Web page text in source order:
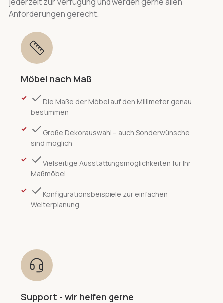
Anforderungen gerecht.
Möbel nach Maß
Die Maße der Möbel auf den Millimeter genau
bestimmen
Große Dekorauswahl – auch Sonderwünsche
sind möglich
Vielseitige Ausstattungsmöglichkeiten für Ihr
Maßmöbel
Konfigurationsbeispiele zur einfachen
Weiterplanung
Support - wir helfen gerne